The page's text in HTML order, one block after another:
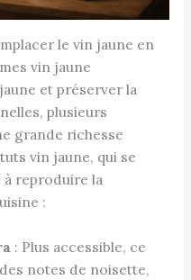
le vin jaune en
vin jaune
et préserver la
plusieurs
grande richesse
vin jaune, qui se
reproduire la
:
: Plus accessible, ce
notes de noisette,